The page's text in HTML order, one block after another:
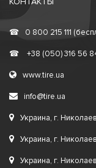
☎ 0 800 215 111
☎ +38 (050) 316 56
www.tire.ua
info@tire.ua
Украина, г.
Украина, г.
Украина, г.